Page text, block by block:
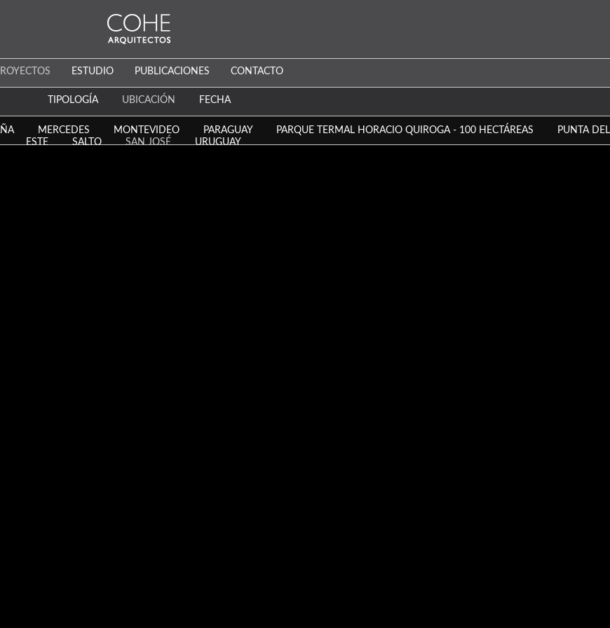
ESTUDIO PUBLICACIONES CONTACTO
TIPOLOGÍA UBICACIÓN FECHA
MERCEDES MONTEVIDEO PARAGUAY PARQUE TERMAL HORACIO QUIROGA - 100 HECTÁREAS
PUNTA DEL
ESTE
SALTO SAN JOSÉ URUGUAY